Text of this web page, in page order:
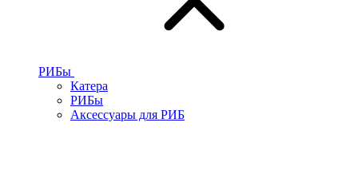
РИБы
Катера
РИБы
Аксессуары для РИБ